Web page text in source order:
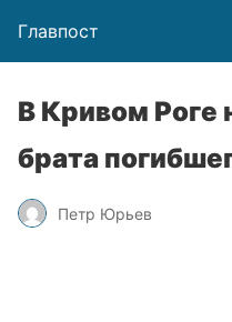
Главпост
В Кривом
брата
Петр Юрьев